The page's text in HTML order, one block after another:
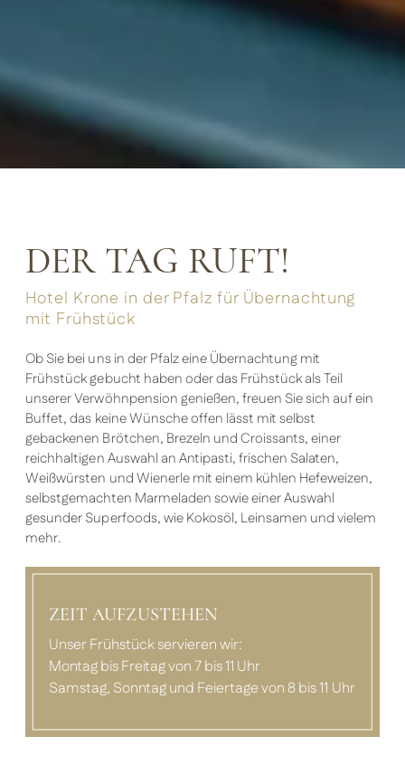
DER TAG RUFT!
Hotel Krone in der Pfalz für Übernachtung
mit Frühstück
Ob Sie bei uns in der Pfalz eine Übernachtung mit
Frühstück gebucht haben oder das Frühstück als Teil
unserer Verwöhnpension genießen, freuen Sie sich auf ein
Buffet, das keine Wünsche offen lässt mit selbst
gebackenen Brötchen, Brezeln und Croissants, einer
reichhaltigen Auswahl an Antipasti, frischen Salaten,
Weißwürsten und Wienerle mit einem kühlen Hefeweizen,
selbstgemachten Marmeladen sowie einer Auswahl
gesunder Superfoods, wie Kokosöl, Leinsamen und vielem
mehr.
ZEIT AUFZUSTEHEN
Unser Frühstück servieren wir:
Montag bis Freitag von 7 bis 11 Uhr
Samstag, Sonntag und Feiertage von 8 bis 11 Uhr